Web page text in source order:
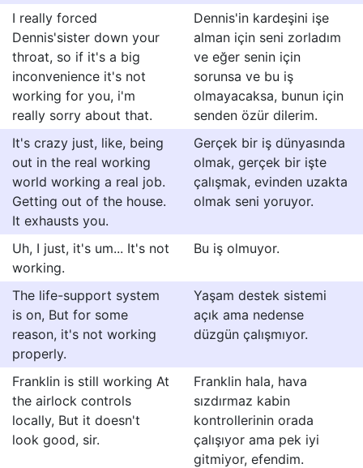
I really forced
Dennis'sister down your
throat, so if it's a big
inconvenience it's not
working for you, i'm
really sorry about that.
Dennis'in kardeşini işe
alman için seni zorladım
ve eğer senin için
sorunsa ve bu iş
olmayacaksa, bunun için
senden özür dilerim.
It's crazy just, like, being
out in the real working
world working a real job.
Getting out of the house.
It exhausts you.
Gerçek bir iş dünyasında
olmak, gerçek bir işte
çalışmak, evinden uzakta
olmak seni yoruyor.
Uh, I just, it's um... It's not
working.
Bu iş olmuyor.
The life-support system
is on, But for some
reason, it's not working
properly.
Yaşam destek sistemi
açık ama nedense
düzgün çalışmıyor.
Franklin is still working At
the airlock controls
locally, But it doesn't
look good, sir.
Franklin hala, hava
sızdırmaz kabin
kontrollerinin orada
çalışıyor ama pek iyi
gitmiyor, efendim.